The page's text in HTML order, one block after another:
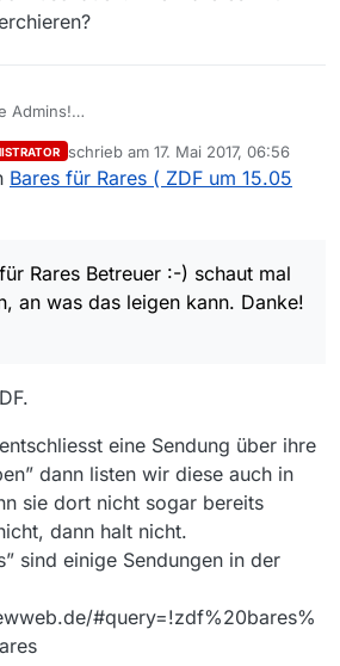
Admins!
und danke Euch, das Ihr dieses tolle
den Problemen Ende 2016
etwas nicht normal
07.05.2017 lief alles perfekt! teilweise
Sendungen vom nächsten Tag in die
Danach Ebbe, keine Sendungen
10./11. in die Liste übernommen. Durch
ich die 4 Sendungen aufnehmen!! Am
waren sie wieder aus der Liste
Danach Ruhe bis zum 14.05.
wurde wieder
aufgenommen??? Seit dem bis heute
Aktualisierung??
Bares für Rares Betreuer :-) schaut mal
Rechten, an was das leigen kann. Danke!
schrieb am 17. Mai 2017, 06:56
zuletzt editiert von
Bares für Rares ( ZDF um 15.05
Rares Betreuer :-) schaut mal
an was das leigen kann. Danke!
eine Sendung über ihre
dann listen wir diese auch in
sie dort nicht sogar bereits
dann halt nicht.
sind einige Sendungen in der
#query=!zdf%20bares%